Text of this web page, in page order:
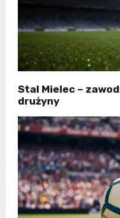
Stal Mielec –
drużyny